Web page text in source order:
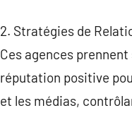
2. Stratégies de
Ces agences
réputation positive
et les médias,